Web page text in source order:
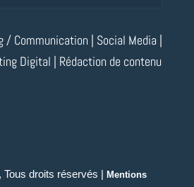
/ Communication | Social Media |
Digital | Rédaction de contenu
droits réservés | Mentions